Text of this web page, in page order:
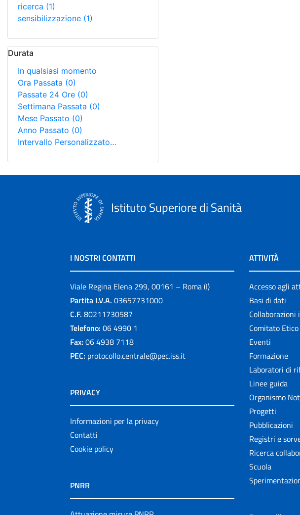
ricerca (1)
sensibilizzazione (1)
Durata
In qualsiasi momento
Ora Passata (0)
Passate 24 Ore (0)
Settimana Passata (0)
Mese Passato (0)
Anno Passato (0)
Intervallo Personalizzato…
Istituto Superiore di Sanità
I NOSTRI CONTATTI
Viale Regina Elena 299, 00161 – Roma (I)
Partita I.V.A. 03657731000
C.F. 80211730587
Telefono: 06 4990 1
Fax: 06 4938 7118
PEC: protocollo.centrale@pec.iss.it
PRIVACY
Informazioni per la privacy
Contatti
Cookie policy
PNRR
ATTIVITÀ
Accesso agli
Basi di dati
Comitato
Eventi
Formazione
Laboratori di
Linee guida
Organismo
Progetti
Pubblicazioni
Registri e
Ricerca
Scuola